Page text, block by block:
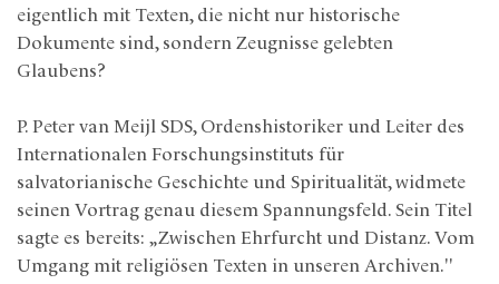
eigentlich mit Texten, die nicht nur historische
Dokumente sind, sondern Zeugnisse gelebten
Glaubens?
P. Peter van Meijl SDS, Ordenshistoriker und Leiter des
Internationalen Forschungsinstituts für
salvatorianische Geschichte und Spiritualität, widmete
seinen Vortrag genau diesem Spannungsfeld. Sein Titel
sagte es bereits: „Zwischen Ehrfurcht und Distanz. Vom
Umgang mit religiösen Texten in unseren Archiven."